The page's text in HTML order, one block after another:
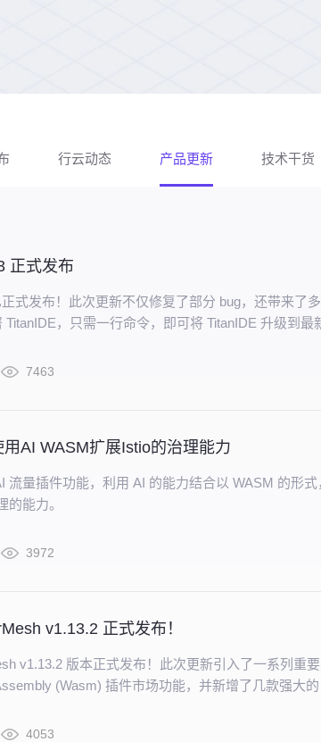
行云动态 产品更新 技术干货
正式发布
式发布！此次更新不仅修复了部分 bug，还带来了多
，只需一行命令，即可将 TitanIDE 升级到最
7463
AI WASM扩展Istio的治理能力
流量插件功能，利用 AI 的能力结合以 WASM 的形
的能力。
3972
v1.13.2 正式发布！
v1.13.2 版本正式发布！此次更新引入了一系列重
(Wasm) 插件市场功能，并新增了几款强大的
4053